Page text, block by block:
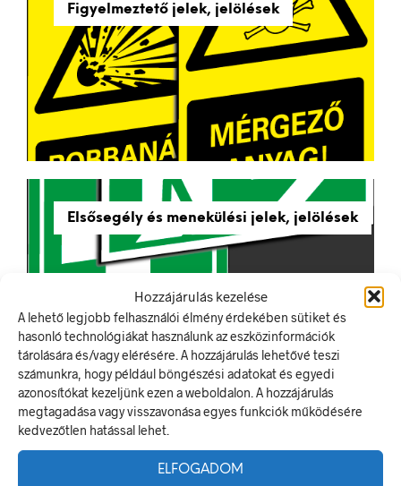
Hozzájárulás kezelése
A lehető legjobb felhasználói élmény érdekében sütiket és
hasonló technológiákat használunk az eszközinformációk
tárolására és/vagy elérésére. A hozzájárulás lehetővé teszi
számunkra, hogy például böngészési adatokat és egyedi
azonosítókat kezeljünk ezen a weboldalon. A hozzájárulás
megtagadása vagy visszavonása egyes funkciók működésére
kedvezőtlen hatással lehet.
ELFOGADOM
Figyelmeztető jelek, jelölések
Elsősegély és menekülési jelek, jelölések
Érintésvédelmi jelek, jelölések